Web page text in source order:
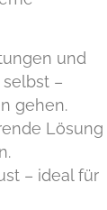
und
–
gehen.
Lösung
– ideal für